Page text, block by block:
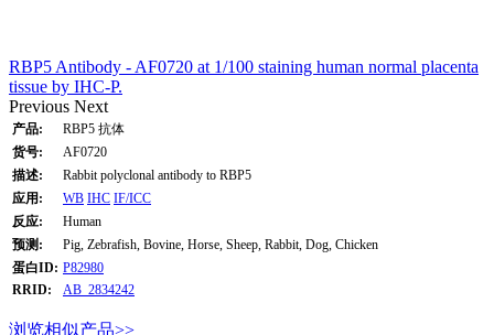
RBP5 Antibody - AF0720 at 1/100 staining human normal placenta
tissue by IHC-P.
Previous Next
产品:
RBP5 抗体
货号:
AF0720
描述:
Rabbit polyclonal antibody to RBP5
应用:
WB IHC IF/ICC
反应:
Human
预测:
Pig, Zebrafish, Bovine, Horse, Sheep, Rabbit, Dog, Chicken
蛋白ID: P82980
RRID:
AB_2834242
浏览相似产品>>